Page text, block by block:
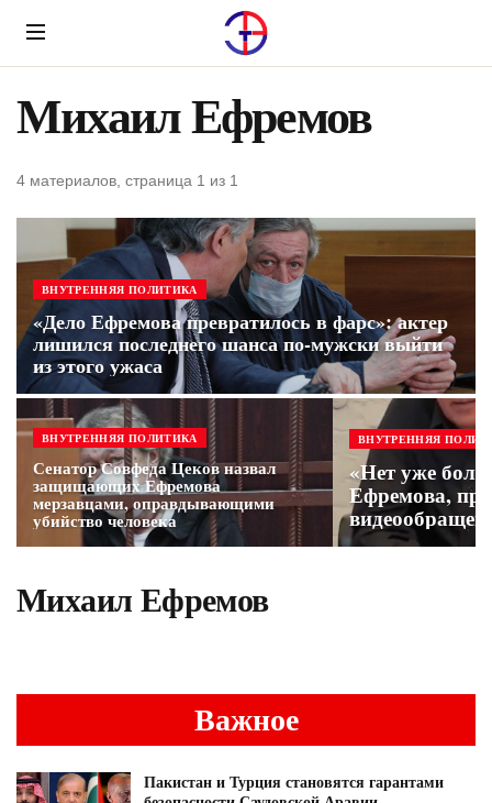
Menu
Михаил Ефремов
4 материалов, страница 1 из 1
ВНУТРЕННЯЯ ПОЛИТИКА
«Дело Ефремова превратилось в фарс»: актер
лишился последнего шанса по-мужски выйти
из этого ужаса
ВНУТРЕННЯЯ ПОЛИТИКА
Сенатор Совфеда Цеков назвал
защищающих Ефремова
мерзавцами, оправдывающими
убийство человека
ВНУТРЕННЯЯ
«Нет уже
Ефремова,
Ефремова
Михаил Ефремов
Важное
Пакистан и Турция становятся гарантами